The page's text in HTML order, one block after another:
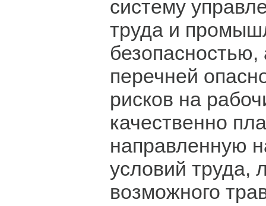
систему
труда и
безопасностью,
перечней
рисков на
качественно
направленную
условий труда,
возможного